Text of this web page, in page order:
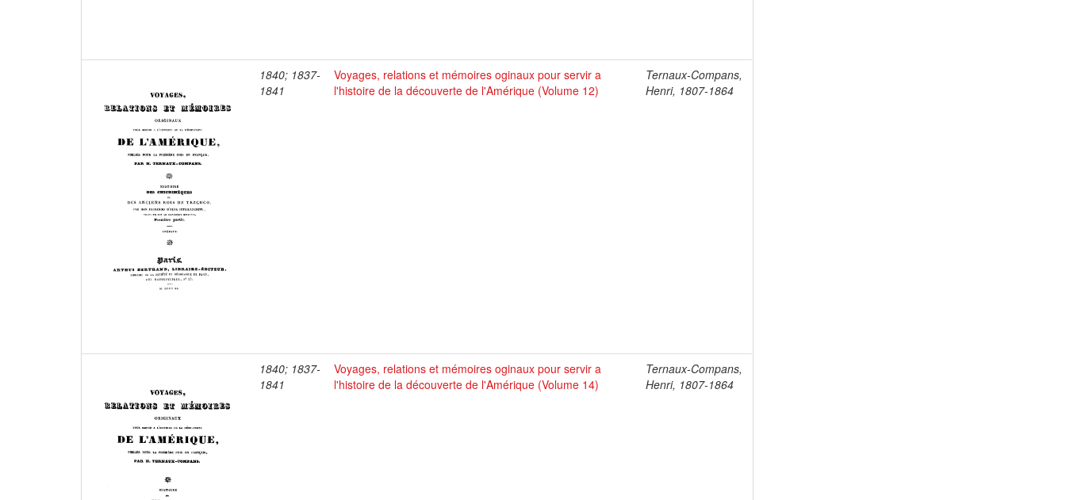
1840; 1837-
1841
Voyages, relations et mémoires oginaux pour servir a
l'histoire de la découverte de l'Amérique (Volume 12)
Ternaux-Compans,
Henri, 1807-1864
1840; 1837-
1841
Voyages, relations et mémoires oginaux pour servir a
l'histoire de la découverte de l'Amérique (Volume 14)
Ternaux-Compans,
Henri, 1807-1864